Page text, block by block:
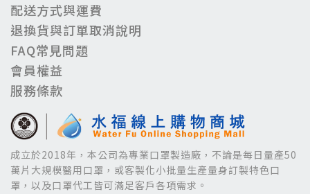
配送方式與運費
退換貨與訂單取消說明
FAQ常見問題
會員權益
服務條款
成立於2018年，本公司為專業口罩製造廠，不論是每日量產50
萬片大規模醫用口罩，或客製化小批量生產量身訂製特色口
罩，以及口罩代工皆可滿足客戶各項需求。